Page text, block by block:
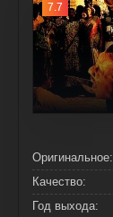
7.7
Оригинальное:
Качество:
Год выхода: